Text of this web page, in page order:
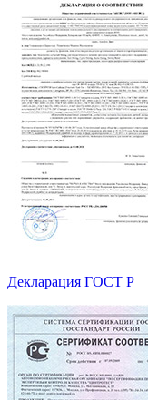
Декларация ГОСТ Р